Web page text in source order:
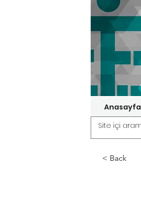
Anasayfa
< Back